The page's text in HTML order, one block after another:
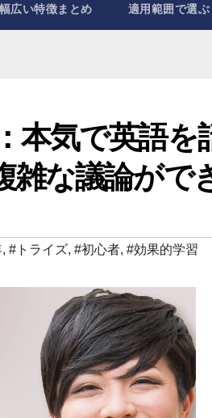
広い特徴まとめ 適用範囲で選ぶ
本気で英語
な議論がで
, #トライズ, #初心者, #効果的学習